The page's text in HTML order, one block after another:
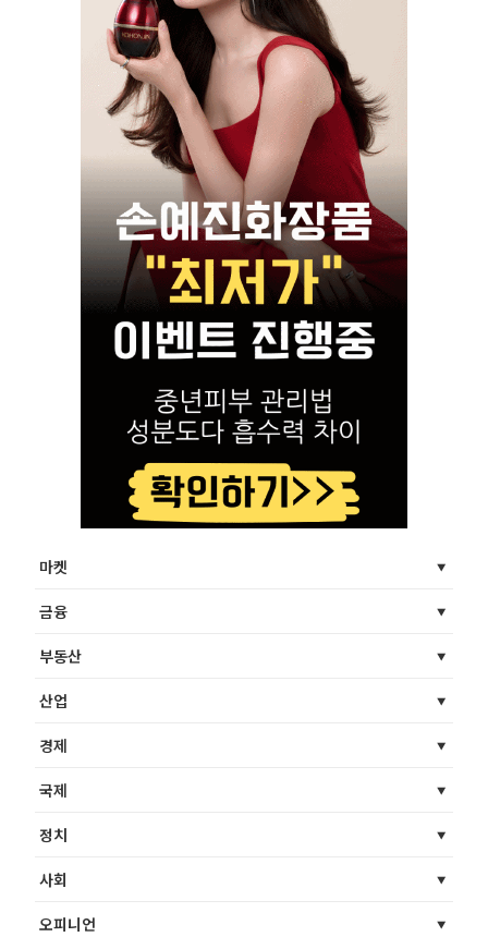
마켓
금융
부동산
산업
경제
국제
정치
사회
오피니언